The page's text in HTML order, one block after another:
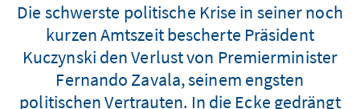
Die schwerste politische Krise in seiner noch
kurzen Amtszeit bescherte Präsident
Kuczynski den Verlust von Premierminister
Fernando Zavala, seinem engsten
politischen Vertrauten. In die Ecke gedrängt